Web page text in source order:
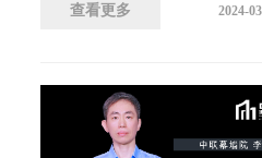
查看更多 2024-